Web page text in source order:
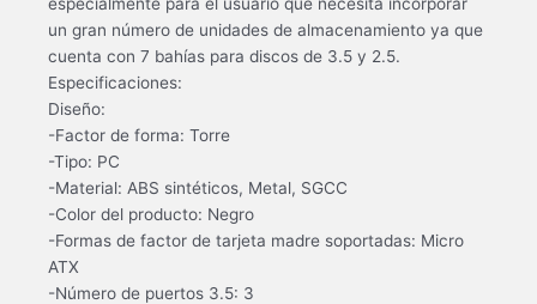
un gran número de unidades de almacenamiento ya que
cuenta con 7 bahías para discos de 3.5 y 2.5.
Especificaciones:
Diseño:
-Factor de forma: Torre
-Tipo: PC
-Material: ABS sintéticos, Metal, SGCC
-Color del producto: Negro
-Formas de factor de tarjeta madre soportadas: Micro
ATX
-Número de puertos 3.5: 3